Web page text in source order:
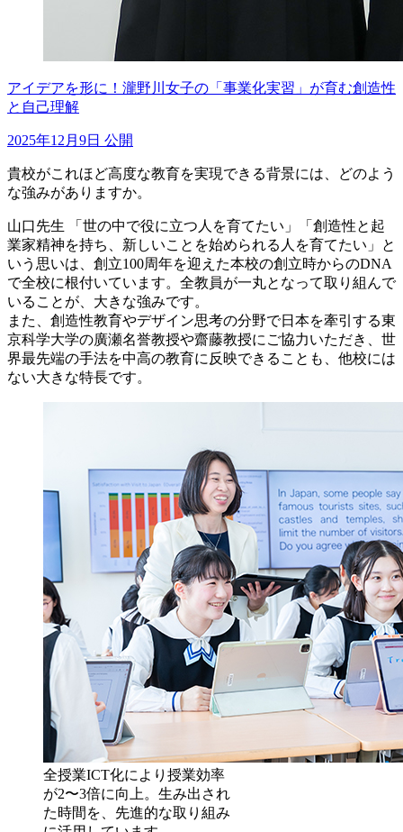
アイデアを形に！瀧野川女子の「事業化実習」が育む創造性
と自己理解
2025年12月9日 公開
貴校がこれほど高度な教育を実現できる背景には、どのよう
な強みがありますか。
山口先生 「世の中で役に立つ人を育てたい」「創造性と起
業家精神を持ち、新しいことを始められる人を育てたい」と
いう思いは、創立100周年を迎えた本校の創立時からのDNA
で全校に根付いています。全教員が一丸となって取り組んで
いることが、大きな強みです。
また、創造性教育やデザイン思考の分野で日本を牽引する東
京科学大学の廣瀬名誉教授や齋藤教授にご協力いただき、世
界最先端の手法を中高の教育に反映できることも、他校には
ない大きな特長です。
全授業ICT化により授業効率
が2〜3倍に向上。生み出され
た時間を、先進的な取り組み